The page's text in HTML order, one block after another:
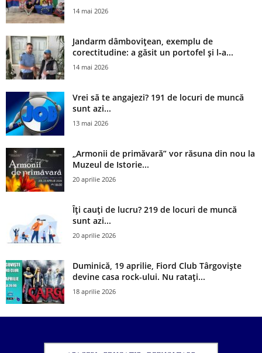
14 mai 2026
Jandarm dâmbovițean, exemplu de
corectitudine: a găsit un portofel și l‑a...
14 mai 2026
Vrei să te angajezi? 191 de locuri de muncă
sunt azi...
13 mai 2026
„Armonii de primăvară” vor răsuna din nou la
Muzeul de Istorie...
20 aprilie 2026
Îți cauți de lucru? 219 de locuri de muncă
sunt azi...
20 aprilie 2026
Duminică, 19 aprilie, Fiord Club Târgoviște
devine casa rock-ului. Nu ratați...
18 aprilie 2026